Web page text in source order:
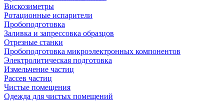
Вискозиметры
Ротационные испарители
Пробоподготовка
Заливка и запрессовка образцов
Отрезные станки
Пробоподготовка микроэлектронных компонентов
Электролитическая подготовка
Измельчение частиц
Рассев частиц
Чистые помещения
Одежда для чистых помещений